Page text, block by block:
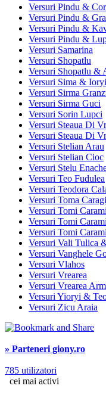
Versuri Pindu &
Versuri Pindu &
Versuri Pindu &
Versuri Pindu &
Versuri Samarina
Versuri Shopatlu
Versuri Shopatlu &
Versuri Sima & Ioryi
Versuri Sirma
Versuri Sirma Guci
Versuri Sorin Lupci
Versuri Steaua Di
Versuri Steaua Di
Versuri Stelian Arau
Versuri Stelian Cioc
Versuri Stelu
Versuri Teo Fudulea
Versuri Teodora
Versuri Toma
Versuri Tomi
Versuri Tomi
Versuri Tomi
Versuri Vali Tulica
Versuri Vanghele
Versuri Vlahos
Versuri Vrearea
Versuri Vrearea
Versuri Yioryi &
Versuri Zicu Araia
» Parteneri giony.ro
785 utilizatori
cei mai activi